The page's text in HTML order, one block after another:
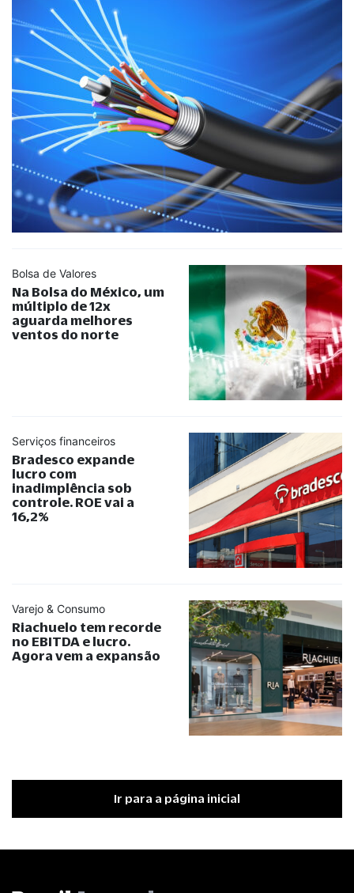
Bolsa de Valores
Na Bolsa do México, um
múltiplo de 12x
aguarda melhores
ventos do norte
Serviços financeiros
Bradesco expande
lucro com
inadimplência sob
controle. ROE vai a
16,2%
Varejo & Consumo
Riachuelo tem recorde
no EBITDA e lucro.
Agora vem a expansão
Ir para a página inicial